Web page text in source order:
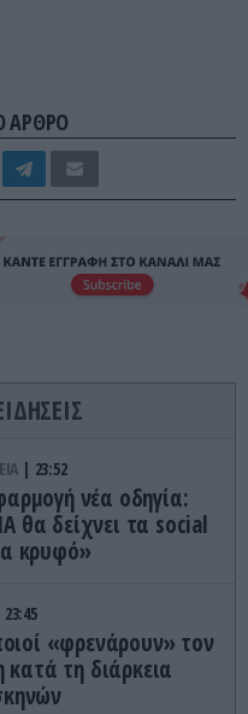
ΑΡΘΡΟ
23:52
νέα οδηγία:
θα δείχνει τα social
κρυφό»
23:45
«φρενάρουν» τον
τη διάρκεια